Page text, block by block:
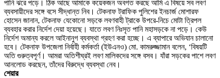
পানি ঝরে পড়ে। ঠিক আছে আমাকে কয়েকজন অবগত করছে আমি এ বিষয়ে সব লবণ
ব্যবসায়ীদের সঙ্গে বসে সীদ্ধান্ত নিব। টেকনাফ ট্রাফিক পুলিশের ইনচার্জ মোশারফ
হোসেন জানান, টেকনাফ যেকোনো সড়কে লবণবাহী ট্রাকে উপরে-নিচে মোটা ত্রিপল
ব্যবহার করার নির্দেশ দেয়া হয়েছে। যাতে লবণ নিঃসৃত পানি মহাসড়কে না পড়ে। কেউ
নির্দেশ অমান্য করলে আইনানুগ ব্যবস্থা গ্রহণ করা হচ্ছে। এ ব্যাপারে অভিযান চালানো
হবে। টেকনাফ উপজেলা নির্বাহী কর্মকর্তা (ইউএনও) মো. কামরুজ্জামান বলেন, ‘বিষয়টি
অতি গুরুত্বপূর্ণ। আমরা অতিশীঘ্রই লবণ মালিকদের সঙ্গে বসব। যাঁরা সড়কের পাশে লবণ
আনলোড করছেন, তাঁদের বিরুদ্ধে ব্যবস্থা নেব।
শেয়ার